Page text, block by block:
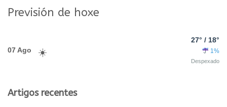
Previsión de hoxe
07 Ago
27° / 18°
1%
Despexado
Artigos recentes